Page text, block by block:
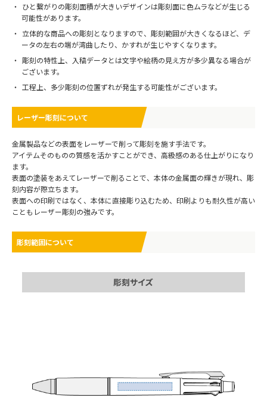
ひと繋がりの彫刻面積が大きいデザインは彫刻面に色ムラなどが生じる
可能性があります。
立体的な商品への彫刻となりますので、彫刻範囲が大きくなるほど、デ
ータの左右の端が湾曲したり、かすれが生じやすくなります。
彫刻の特性上、入稿データとは文字や絵柄の見え方が多少異なる場合が
ございます。
工程上、多少彫刻の位置ずれが発生する可能性がございます。
レーザー彫刻について
金属製品などの表面をレーザーで削って彫刻を施す手法です。
アイテムそのものの質感を活かすことができ、高級感のある仕上がりになり
ます。
表面の塗装をあえてレーザーで削ることで、本体の金属面の輝きが現れ、彫
刻内容が際立ちます。
表面への印刷ではなく、本体に直接彫り込むため、印刷よりも耐久性が高い
こともレーザー彫刻の強みです。
彫刻範囲について